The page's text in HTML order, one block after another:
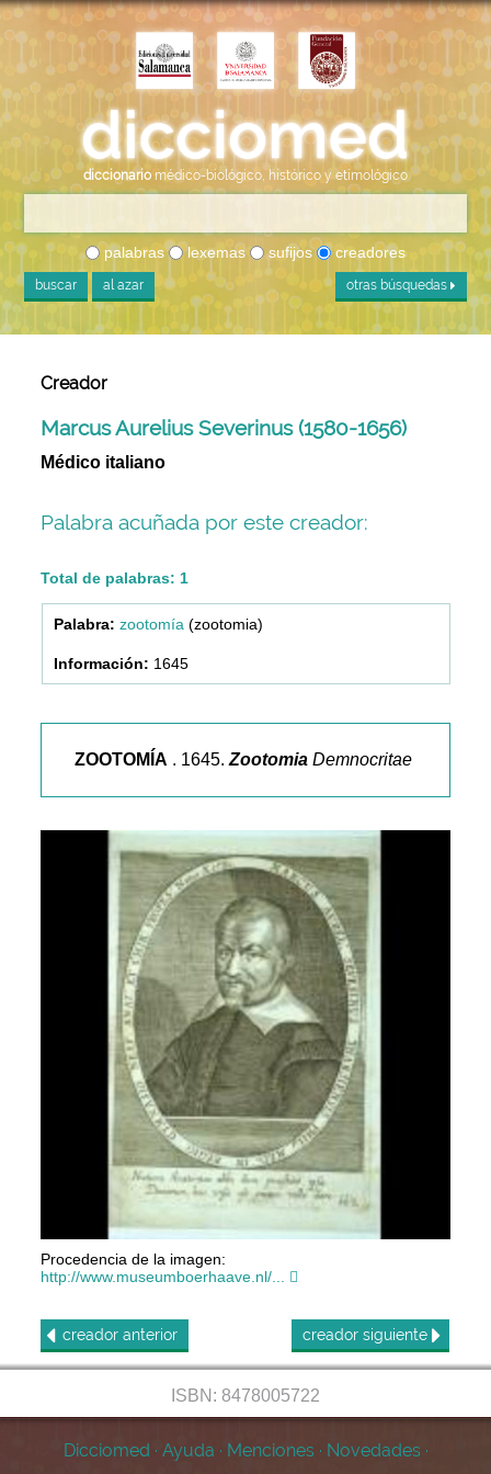
diccionario médico-biológico, histórico y etimológico
palabras lexemas sufijos creadores
buscar al azar otras búsquedas
Creador
Marcus Aurelius Severinus (1580-1656)
Médico italiano
Palabra acuñada por este creador:
Total de palabras: 1
zootomía (zootomia)
1645
ZOOTOMÍA . 1645.Zootomia Demnocritae
Procedencia de la imagen:
http://www.museumboerhaave.nl/...
creador anterior creador siguiente
ISBN: 8478005722
Dicciomed · Ayuda · Menciones · Novedades ·